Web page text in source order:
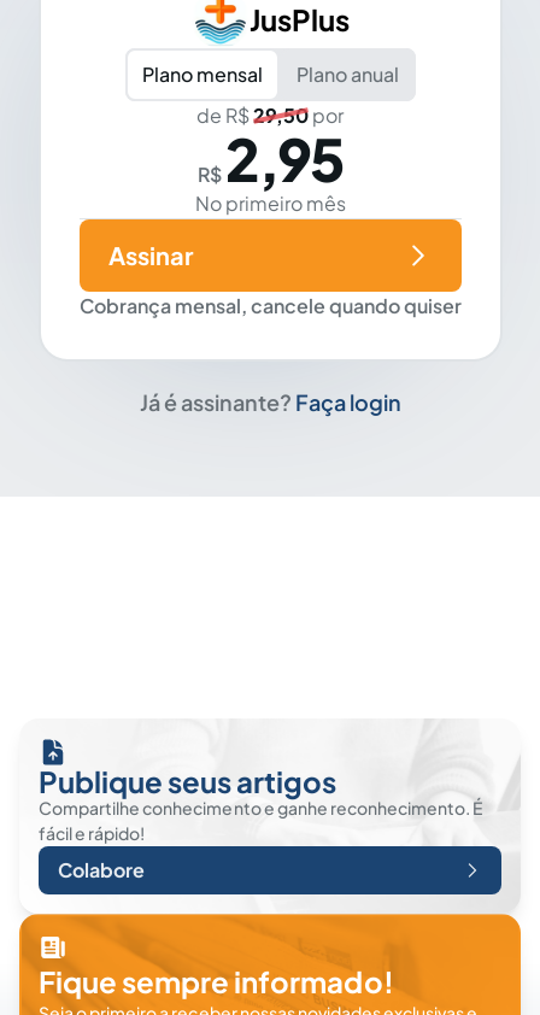
JusPlus
Plano mensal
Plano anual
de R$29,50por
R$ 2,95
No primeiro mês
Cobrança mensal, cancele quando quiser
Assinar
Já é assinante? Faça login
Publique seus artigos
Compartilhe conhecimento e ganhe reconhecimento. É
fácil e rápido!
Colabore
Fique sempre informado!